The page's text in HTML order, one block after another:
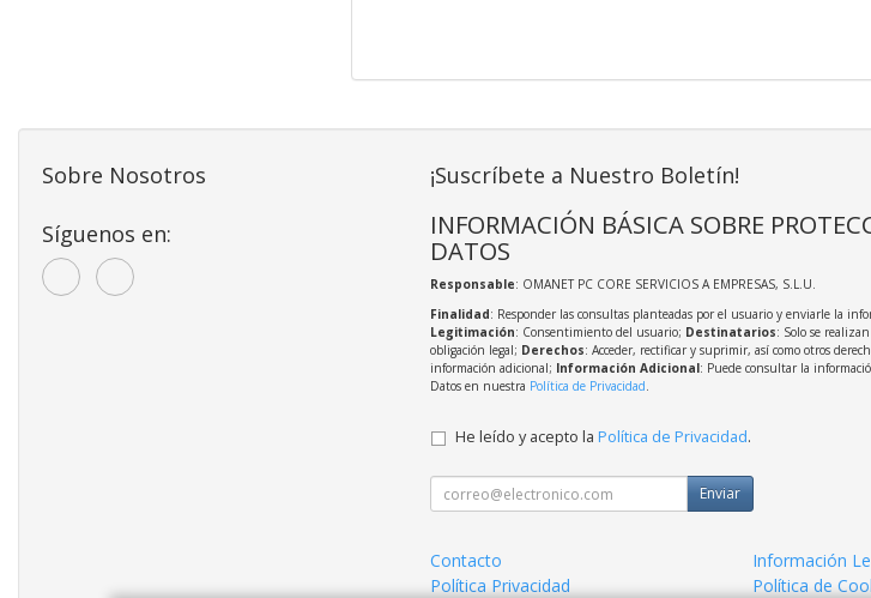
Sobre Nosotros
Síguenos en:
¡Suscríbete a Nuestro Boletín!
INFORMACIÓN BÁSICA SOBRE
DATOS
Responsable: OMANET PC CORE SERVICIOS A EMPRESAS, S.L.U.
Finalidad: Responder las consultas planteadas por el usuario y enviarle la
Legitimación: Consentimiento del usuario; Destinatarios: Solo se
obligación legal; Derechos: Acceder, rectificar y suprimir, así como otros
información adicional; Información Adicional: Puede consultar la
Datos en nuestra Política de Privacidad.
He leído y acepto la Política de Privacidad.
Enviar
Contacto
Información
Política Privacidad
Política de